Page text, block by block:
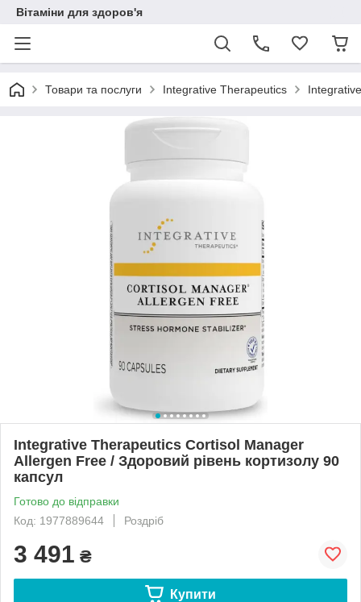
Вітаміни для здоров'я
Товари та послуги Integrative Therapeutics
Integrative Therapeutics Cortisol Manager
Allergen Free / Здоровий рівень кортизолу 90
капсул
Готово до відправки
Код: 1977889644
Роздріб
3 491 ₴
Купити